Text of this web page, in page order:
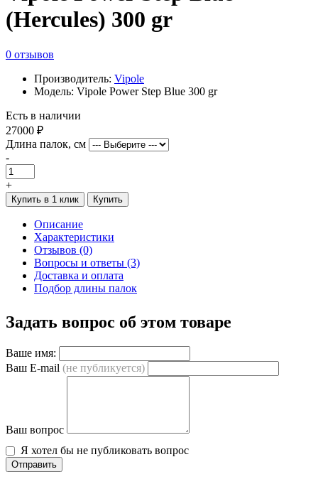
(Hercules) 300 gr
0 отзывов
Производитель: Vipole
Модель: Vipole Power Step Blue 300 gr
Есть в наличии
27000 ₽
Длина палок, см
-
+
Купить в 1 клик Купить
Описание
Характеристики
Отзывов (0)
Вопросы и ответы (3)
Доставка и оплата
Подбор длины палок
Задать вопрос об этом товаре
Ваше имя:
Ваш E-mail (не публикуется)
Ваш вопрос
Я хотел бы не публиковать вопрос
Отправить